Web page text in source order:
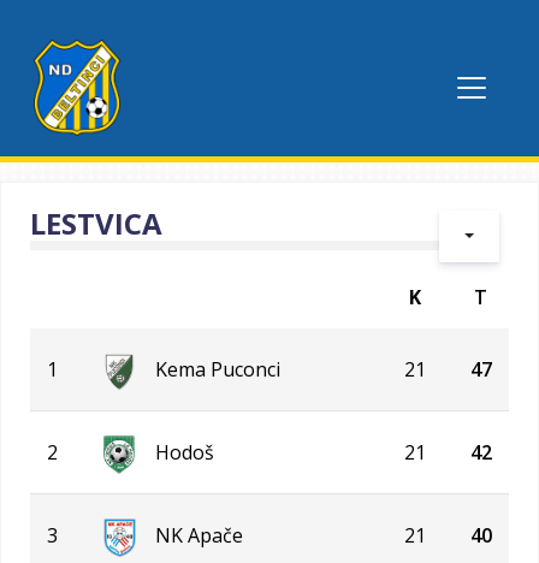
LESTVICA
K T
1 Kema Puconci 21 47
2 Hodoš 21 42
3 NK Apače 21 40